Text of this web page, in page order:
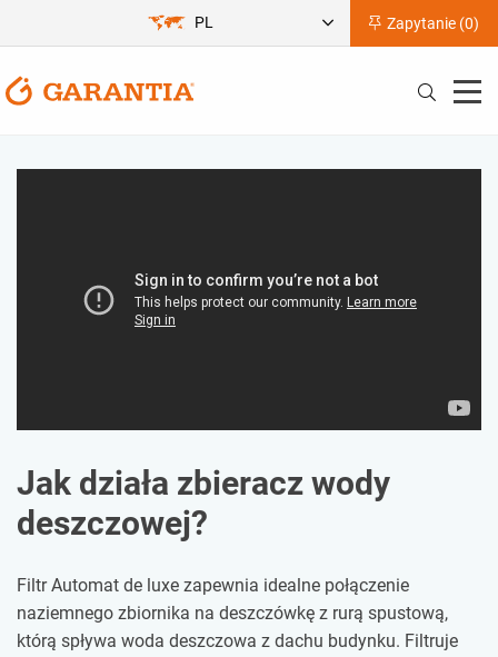
Zapytanie (0)
PL
Jak działa zbieracz wody
deszczowej?
Filtr Automat de luxe zapewnia idealne połączenie
naziemnego zbiornika na deszczówkę z rurą spustową,
którą spływa woda deszczowa z dachu budynku. Filtruje